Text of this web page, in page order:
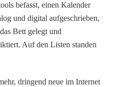
befasst, einen Kalender
und digital aufgeschrieben,
Bett gelegt und
Auf den Listen standen
dringend neue im Internet